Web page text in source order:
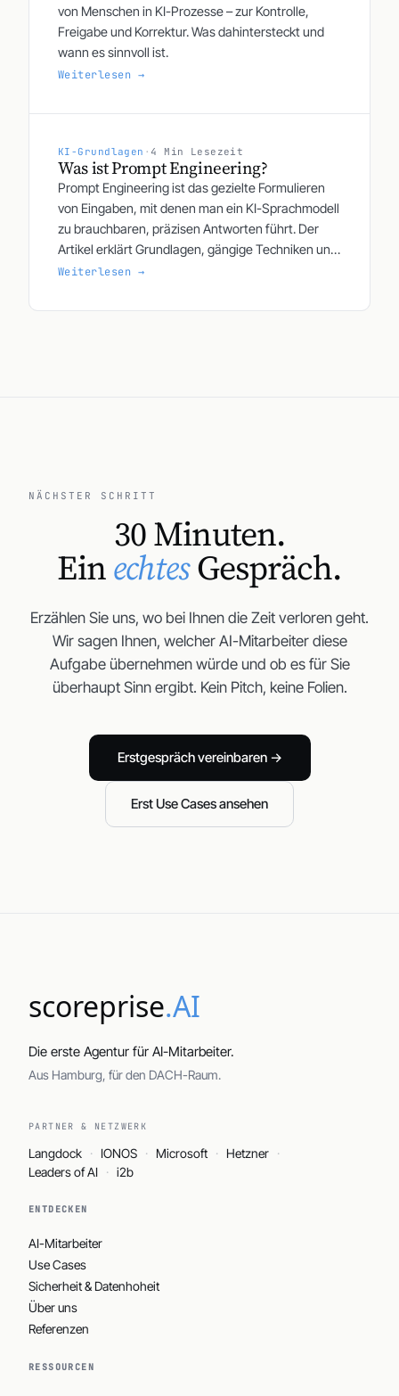
von Menschen in KI-Prozesse – zur Kontrolle,
Freigabe und Korrektur. Was dahintersteckt und
wann es sinnvoll ist.
Weiterlesen →
KI-Grundlagen · 4 Min Lesezeit
Was ist Prompt Engineering?
Prompt Engineering ist das gezielte Formulieren
von Eingaben, mit denen man ein KI-Sprachmodell
zu brauchbaren, präzisen Antworten führt. Der
Artikel erklärt Grundlagen, gängige Techniken und
den Praxisbezug.
Weiterlesen →
NÄCHSTER SCHRITT
30 Minuten.
EinechtesGespräch.
Erzählen Sie uns, wo bei Ihnen die Zeit verloren geht.
Wir sagen Ihnen, welcher AI-Mitarbeiter diese
Aufgabe übernehmen würde und ob es für Sie
überhaupt Sinn ergibt. Kein Pitch, keine Folien.
Erstgespräch vereinbaren →
Erst Use Cases ansehen
scoreprise.AI
Die erste Agentur für AI-Mitarbeiter.
Aus Hamburg, für den DACH-Raum.
PARTNER & NETZWERK
Langdock IONOS Microsoft
Hetzner
Leaders of AI
i2b
ENTDECKEN
AI-Mitarbeiter
Use Cases
Sicherheit & Datenhoheit
Über uns
Referenzen
RESSOURCEN